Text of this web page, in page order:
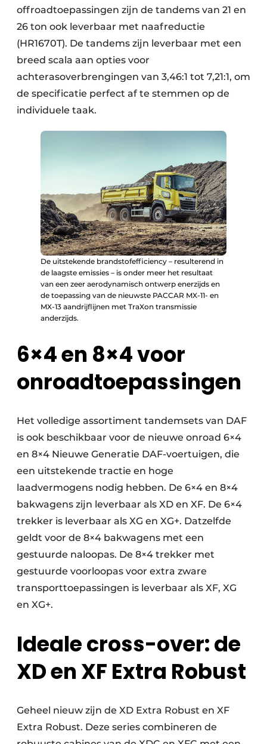
offroadtoepassingen zijn de tandems van 21 en
26 ton ook leverbaar met naafreductie
(HR1670T). De tandems zijn leverbaar met een
breed scala aan opties voor
achterasoverbrengingen van 3,46:1 tot 7,21:1, om
de specificatie perfect af te stemmen op de
individuele taak.
De uitstekende brandstofefficiency – resulterend in
de laagste emissies – is onder meer het resultaat
van een zeer aerodynamisch ontwerp enerzijds en
de toepassing van de nieuwste PACCAR MX-11- en
MX-13 aandrijflijnen met TraXon transmissie
anderzijds.
6×4 en 8×4 voor
onroadtoepassingen
Het volledige assortiment tandemsets van DAF
is ook beschikbaar voor de nieuwe onroad 6×4
en 8×4 Nieuwe Generatie DAF-voertuigen, die
een uitstekende tractie en hoge
laadvermogens nodig hebben. De 6×4 en 8×4
bakwagens zijn leverbaar als XD en XF. De 6×4
trekker is leverbaar als XG en XG+. Datzelfde
geldt voor de 8×4 bakwagens met een
gestuurde naloopas. De 8×4 trekker met
gestuurde voorloopas voor extra zware
transporttoepassingen is leverbaar als XF, XG
en XG+.
Ideale cross-over: de
XD en XF Extra Robust
Geheel nieuw zijn de XD Extra Robust en XF
Extra Robust. Deze series combineren de